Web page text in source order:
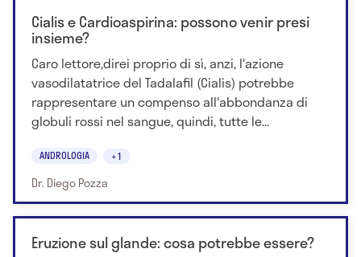
Cialis e Cardioaspirina: possono venir presi
insieme?
Caro lettore,direi proprio di sì, anzi, l'azione
vasodilatatrice del Tadalafil (Cialis) potrebbe
rappresentare un compenso all'abbondanza di
globuli rossi nel sangue, quindi, tutte le...
ANDROLOGIA +1
Dr. Diego Pozza
Eruzione sul glande: cosa potrebbe essere?